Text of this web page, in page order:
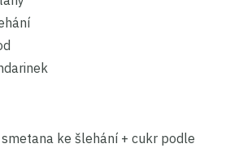
ke šlehání + cukr podle